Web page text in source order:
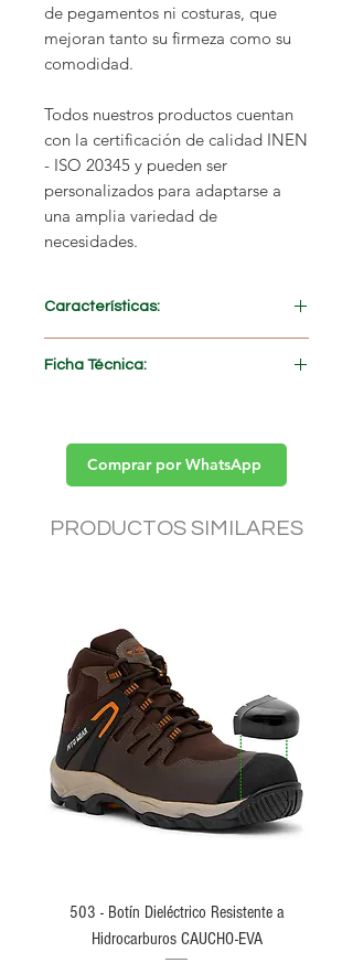
de pegamentos ni costuras, que
mejoran tanto su firmeza como su
comodidad.
Todos nuestros productos cuentan
con la certificación de calidad INEN
- ISO 20345 y pueden ser
personalizados para adaptarse a
una amplia variedad de
necesidades.
Características:
Uso recomendado:
Casual
Ficha Técnica:
Comprar por WhatsApp
PRODUCTOS SIMILARES
503 - Botín Dieléctrico Resistente a
Hidrocarburos CAUCHO-EVA